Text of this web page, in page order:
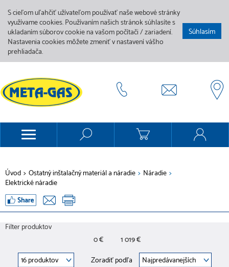
S cieľom uľahčiť užívateľom používať naše webové stránky
využívame cookies. Používaním našich stránok súhlasíte s
ukladaním súborov cookie na vašom počítači / zariadení.
Nastavenia cookies môžete zmeniť v nastavení vášho
prehliadača.
Súhlasím
Úvod > Ostatný inštalačný materiál a náradie > Náradie >
Elektrické náradie
Filter produktov
0 €
1 019 €
Zoradiť podľa